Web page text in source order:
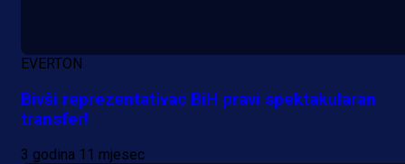
A Selekcija
Da li je selektor zadovoljan: Evo
je Barbarez rekao o transferu
Alajbegovića u Juventus!
EVERTON
Bivši reprezentativac BiH pravi spektakularan
transfer!
3 godina 11 mjesec